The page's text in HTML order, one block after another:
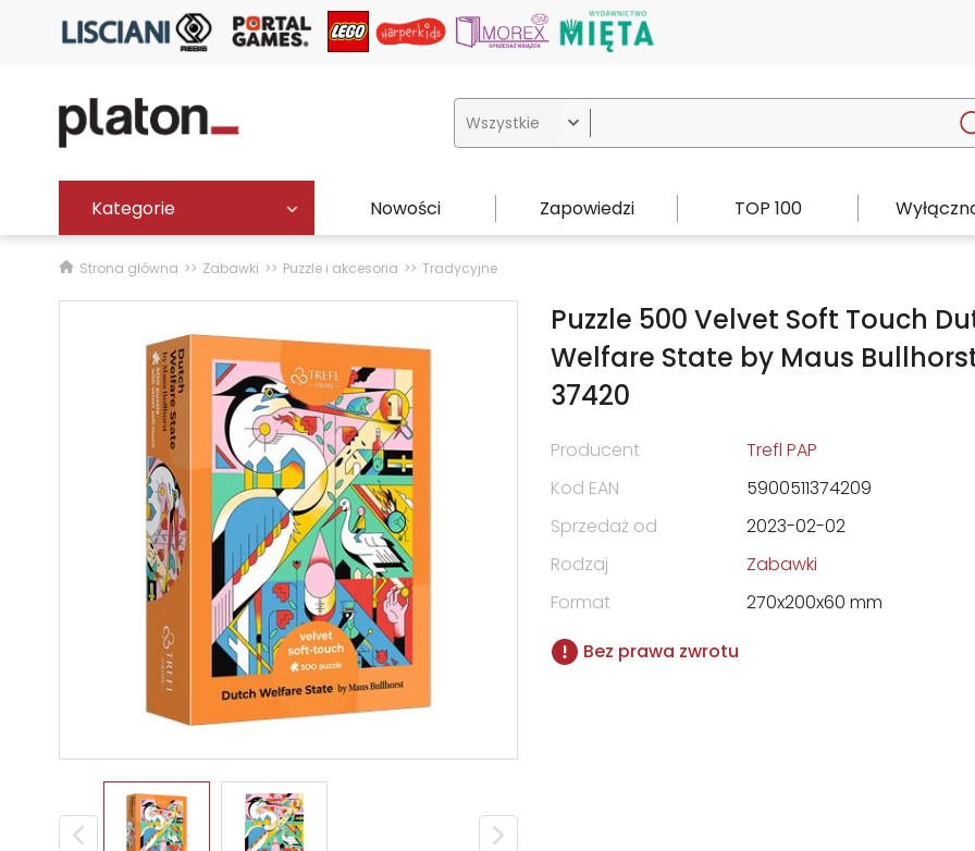

Kategorie Nowości Zapowiedzi TOP 100
Strona główna Zabawki Puzzle i akcesoria Tradycyjne
Puzzle 500 Velvet Soft Touch
Welfare State by Maus
37420
Producent
Trefl PAP
Kod EAN
5900511374209
Sprzedaż od
2023-02-02
Rodzaj
Zabawki
Format
270x200x60 mm
Bez prawa zwrotu